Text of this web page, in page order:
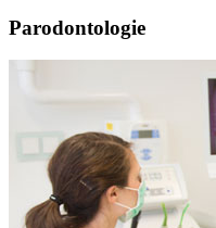
Parodontologie